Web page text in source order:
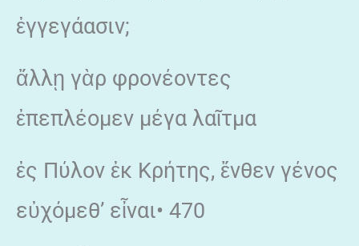
ἐγγεγάασιν;
ἄλλῃ γὰρ φρονέοντες
ἐπεπλέομεν μέγα λαῖτμα
ἐς Πύλον ἐκ Κρήτης, ἔνθεν γένος
εὐχόμεθ’ εἶναι• 470